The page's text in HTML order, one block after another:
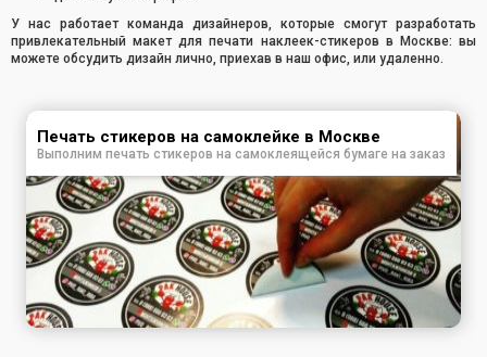
У нас работает команда дизайнеров, которые смогут разработать
привлекательный макет для печати наклеек-стикеров в Москве: вы
можете обсудить дизайн лично, приехав в наш офис, или удаленно.
Печать стикеров на самоклейке в Москве
Выполним печать стикеров на самоклеящейся бумаге на заказ